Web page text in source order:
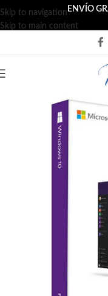
Skip to navigation
Skip to main content
ENVÍO